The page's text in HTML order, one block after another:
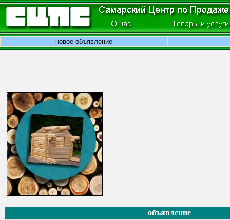
новое объявление
объявление